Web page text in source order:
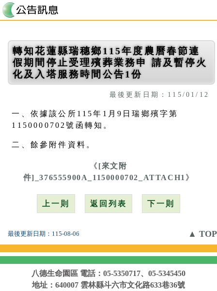
轉知花蓮縣瑞穗鄉115年度農曆春節連
假期間停止受理殯葬業務申 請及暫停火
化及入塔服務時間公告1份
最後更新日期：115/01/12
一、依據該公所115年1月9日瑞鄉殯字第
1150000702號函轉知。
二、餘參附件資料。
《 [來文附
件]_376555900A_1150000702_ATTACH1 》
上一則 返回列表 下一則
最後更新日期： 115-08-06 ▲ TOP
八德生命園區 電話：05-5350717、05-5345450
地址：640007 雲林縣斗六市文化路633巷36號